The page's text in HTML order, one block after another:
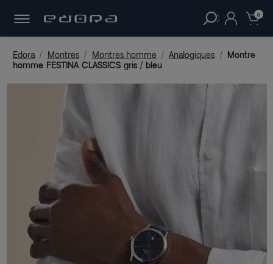
clear 0
Edora Montres Montres homme Analogiques
Montre
homme FESTINA CLASSICS gris / bleu